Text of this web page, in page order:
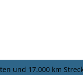
und 17.000 km